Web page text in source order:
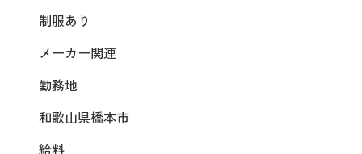
制服あり
メーカー関連
勤務地
和歌山県橋本市
給料